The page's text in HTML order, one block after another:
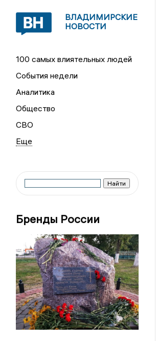
ВЛАДИМИРСКИЕ
НОВОСТИ
100 самых влиятельных людей
События недели
Аналитика
Общество
СВО
Бренды России